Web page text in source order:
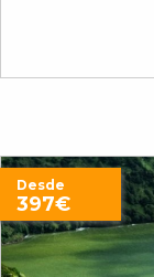
Desde
397€